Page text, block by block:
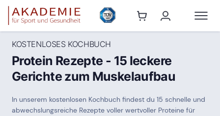
KOSTENLOSES KOCHBUCH
Protein Rezepte - 15 leckere
Gerichte zum Muskelaufbau
In unserem kostenlosen Kochbuch findest du 15 schnelle und
abwechslungsreiche Rezepte voller wertvoller Proteine für